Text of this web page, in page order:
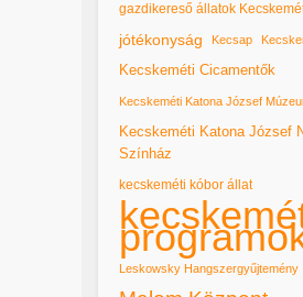
gazdikereső állatok
jótékonyság Kecsap
Kecskeméti Cicamentők
Kecskeméti Katona József
Kecskeméti Katona József
Színház
kecskeméti kóbor állat
Leskowsky Hangszergyűjtemény